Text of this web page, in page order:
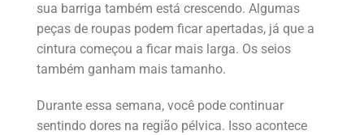
sua barriga também está crescendo. Algumas
peças de roupas podem ficar apertadas, já que a
cintura começou a ficar mais larga. Os seios
também ganham mais tamanho.
Durante essa semana, você pode continuar
sentindo dores na região pélvica. Isso acontece